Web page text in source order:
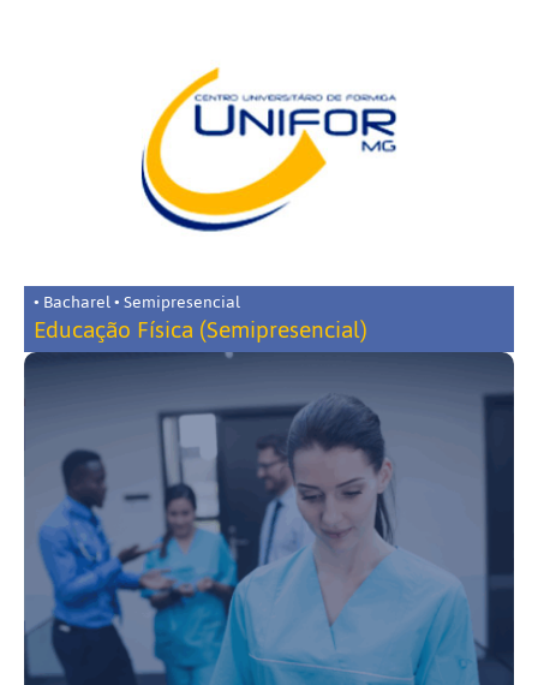
• Bacharel • Semipresencial
Educação Física (Semipresencial)